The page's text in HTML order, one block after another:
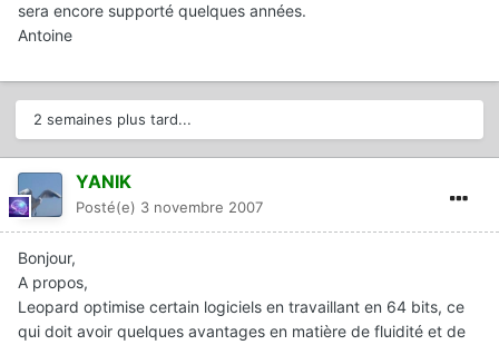
sera encore supporté quelques années.
Antoine
2 semaines plus tard...
YANIK
Posté(e) 3 novembre 2007
Bonjour,
A propos,
Leopard optimise certain logiciels en travaillant en 64 bits, ce
qui doit avoir quelques avantages en matière de fluidité et de